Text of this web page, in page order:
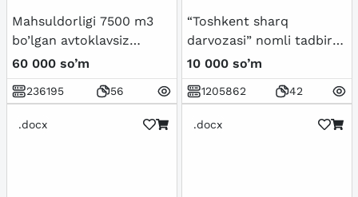
Mahsuldorligi 7500 m3
bo’lgan avtoklavsiz
qotadigan gazbeton
bloklarini ishlab chiqarish
sexini loyihalash.
60 000 so’m
236195 56
“Toshkent sharq
darvozasi” nomli tadbir
ssenariysi.
10 000 so’m
1205862 42
.docx .docx